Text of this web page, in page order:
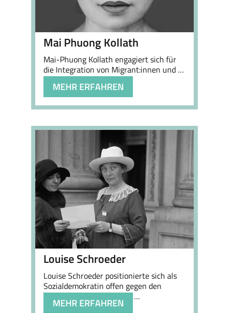
Mai Phuong Kollath
Mai-Phuong Kollath engagiert sich für
die Integration von Migrant:innen und …
MEHR ERFAHREN
Louise Schroeder
Louise Schroeder positionierte sich als
Sozialdemokratin offen gegen den
National-sozialismus und …
MEHR ERFAHREN